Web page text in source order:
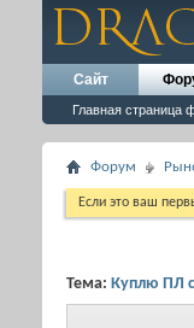
Сайт
Главная страница
Форум
Если это ваш
Тема: Куплю ПЛ